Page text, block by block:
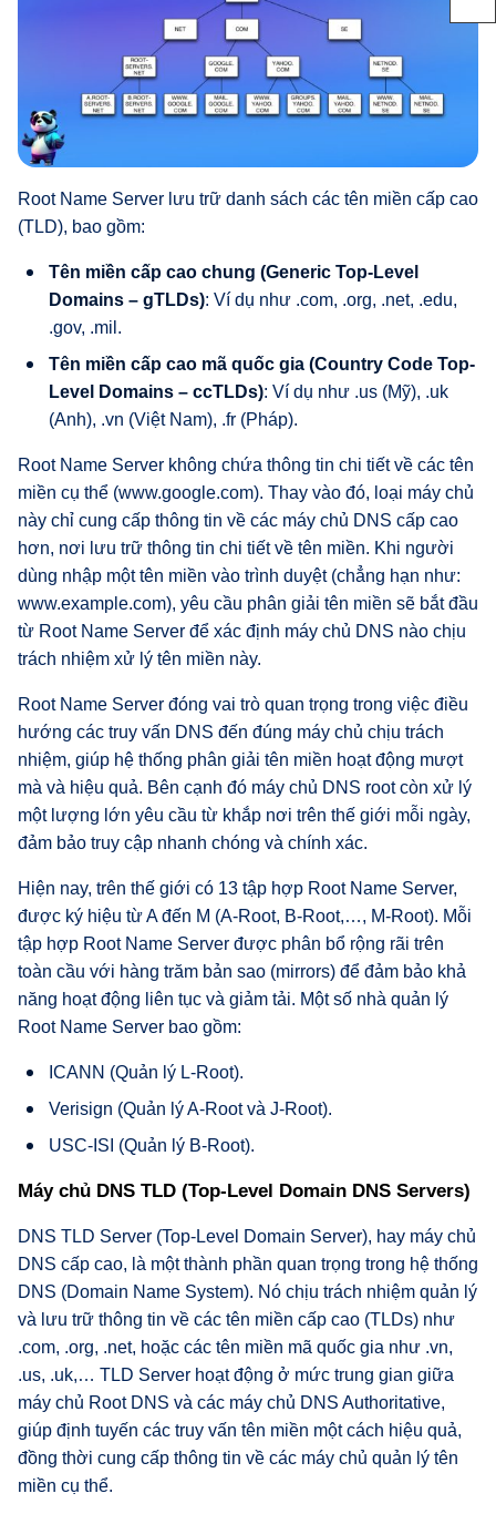
Root Name Server lưu trữ danh sách các tên miền cấp cao
(TLD), bao gồm:
Tên miền cấp cao chung (Generic Top-Level
Domains – gTLDs): Ví dụ như .com, .org, .net, .edu,
.gov, .mil.
Tên miền cấp cao mã quốc gia (Country Code Top-
Level Domains – ccTLDs): Ví dụ như .us (Mỹ), .uk
(Anh), .vn (Việt Nam), .fr (Pháp).
Root Name Server không chứa thông tin chi tiết về các tên
miền cụ thể (www.google.com). Thay vào đó, loại máy chủ
này chỉ cung cấp thông tin về các máy chủ DNS cấp cao
hơn, nơi lưu trữ thông tin chi tiết về tên miền. Khi người
dùng nhập một tên miền vào trình duyệt (chẳng hạn như:
www.example.com), yêu cầu phân giải tên miền sẽ bắt đầu
từ Root Name Server để xác định máy chủ DNS nào chịu
trách nhiệm xử lý tên miền này.
Root Name Server đóng vai trò quan trọng trong việc điều
hướng các truy vấn DNS đến đúng máy chủ chịu trách
nhiệm, giúp hệ thống phân giải tên miền hoạt động mượt
mà và hiệu quả. Bên cạnh đó máy chủ DNS root còn xử lý
một lượng lớn yêu cầu từ khắp nơi trên thế giới mỗi ngày,
đảm bảo truy cập nhanh chóng và chính xác.
Hiện nay, trên thế giới có 13 tập hợp Root Name Server,
được ký hiệu từ A đến M (A-Root, B-Root,…, M-Root). Mỗi
tập hợp Root Name Server được phân bổ rộng rãi trên
toàn cầu với hàng trăm bản sao (mirrors) để đảm bảo khả
năng hoạt động liên tục và giảm tải. Một số nhà quản lý
Root Name Server bao gồm:
ICANN (Quản lý L-Root).
Verisign (Quản lý A-Root và J-Root).
USC-ISI (Quản lý B-Root).
Máy chủ DNS TLD (Top-Level Domain DNS Servers)
DNS TLD Server (Top-Level Domain Server), hay máy chủ
DNS cấp cao, là một thành phần quan trọng trong hệ thống
DNS (Domain Name System). Nó chịu trách nhiệm quản lý
và lưu trữ thông tin về các tên miền cấp cao (TLDs) như
.com, .org, .net, hoặc các tên miền mã quốc gia như .vn,
.us, .uk,… TLD Server hoạt động ở mức trung gian giữa
máy chủ Root DNS và các máy chủ DNS Authoritative,
giúp định tuyến các truy vấn tên miền một cách hiệu quả,
đồng thời cung cấp thông tin về các máy chủ quản lý tên
miền cụ thể.